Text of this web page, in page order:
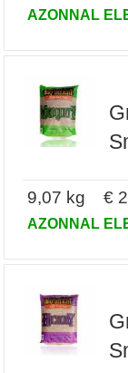
AZONNAL
9,07 kg €
AZONNAL